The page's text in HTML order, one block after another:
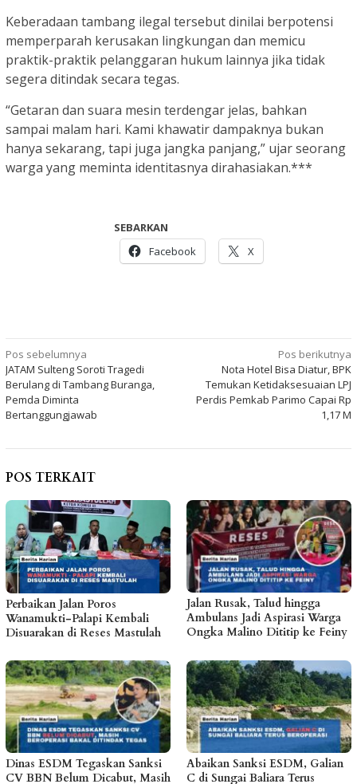
Keberadaan tambang ilegal tersebut dinilai berpotensi
memperparah kerusakan lingkungan dan memicu
praktik-praktik pelanggaran hukum lainnya jika tidak
segera ditindak secara tegas.
“Getaran dan suara mesin terdengar jelas, bahkan
sampai malam hari. Kami khawatir dampaknya bukan
hanya sekarang, tapi juga jangka panjang,” ujar seorang
warga yang meminta identitasnya dirahasiakan.***
SEBARKAN
Facebook
X
Navigasi
pos
Pos sebelumnya
JATAM Sulteng Soroti Tragedi
Berulang di Tambang Buranga,
Pemda Diminta
Bertanggungjawab
Pos berikutnya
Nota Hotel Bisa Diatur, BPK
Temukan Ketidaksesuaian LPJ
Perdis Pemkab Parimo Capai Rp
1,17 M
POS TERKAIT
Perbaikan Jalan Poros
Wanamukti-Palapi Kembali
Disuarakan di Reses Mastulah
Jalan Rusak, Talud hingga
Ambulans Jadi Aspirasi Warga
Ongka Malino Dititip ke Feiny
Dinas ESDM Tegaskan Sanksi
CV BBN Belum Dicabut, Masih
Abaikan Sanksi ESDM, Galian
C di Sungai Baliara Terus